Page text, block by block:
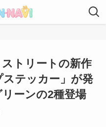
ストリートの新作
ステッカー」が発
ーンの2種登場